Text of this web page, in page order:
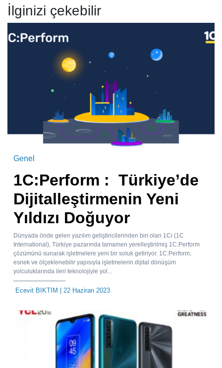
İlginizi çekebilir
Genel
1C:Perform : Türkiye’de
Dijitalleştirmenin Yeni
Yıldızı Doğuyor
Dünyada önde gelen yazılım geliştiricilerinden biri olan 1Ci (1C
International), Türkiye pazarında tamamen yerelleştirilmiş 1C:Perform
çözümünü sunarak işletmelere yeni bir soluk getiriyor. 1C:Perform,
esnek ve ölçeklenebilir yapısıyla işletmelerin dijital dönüşüm
yolculuklarında ileri teknolojiyle yol...
Ecevit BIKTIM | 22 Haziran 2023